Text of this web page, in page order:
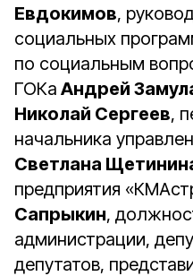
Евдокимов,
социальных
по социальным
ГОКа Андрей
Николай Сергеев,
начальника
Светлана
предприятия
Сапрыкин,
администрации,
депутатов,